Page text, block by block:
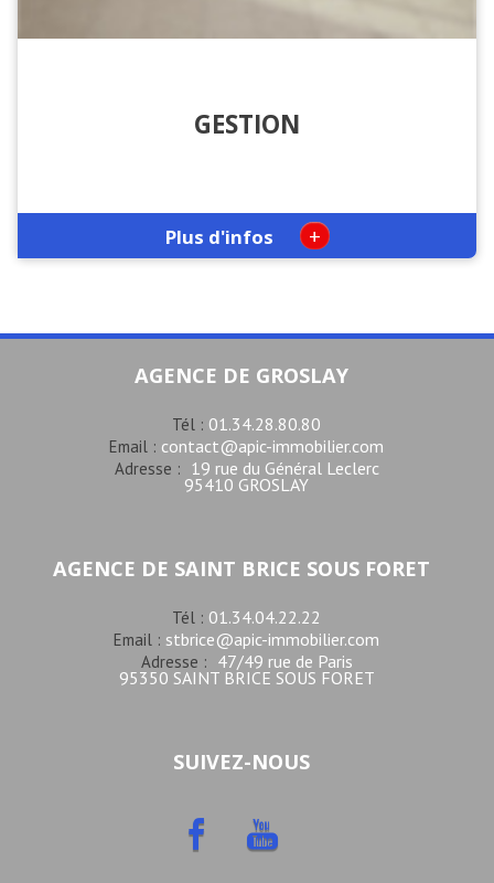
GESTION
Plus d'infos +
AGENCE DE GROSLAY
Tél : 01.34.28.80.80
Email : contact@apic-immobilier.com
Adresse : 19 rue du Général Leclerc
95410 GROSLAY
AGENCE DE SAINT BRICE SOUS FORET
Tél : 01.34.04.22.22
Email : stbrice@apic-immobilier.com
Adresse : 47/49 rue de Paris
95350 SAINT BRICE SOUS FORET
SUIVEZ-NOUS